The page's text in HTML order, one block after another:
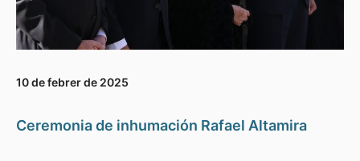
10 de febrer de 2025
Ceremonia de inhumación Rafael Altamira